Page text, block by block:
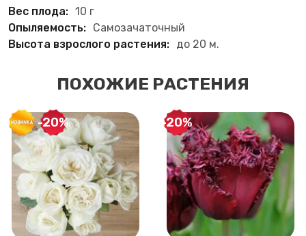
Вес плода: 10 г
Опыляемость: Самозачаточный
Высота взрослого растения: до 20 м.
ПОХОЖИЕ РАСТЕНИЯ
-20% -20%